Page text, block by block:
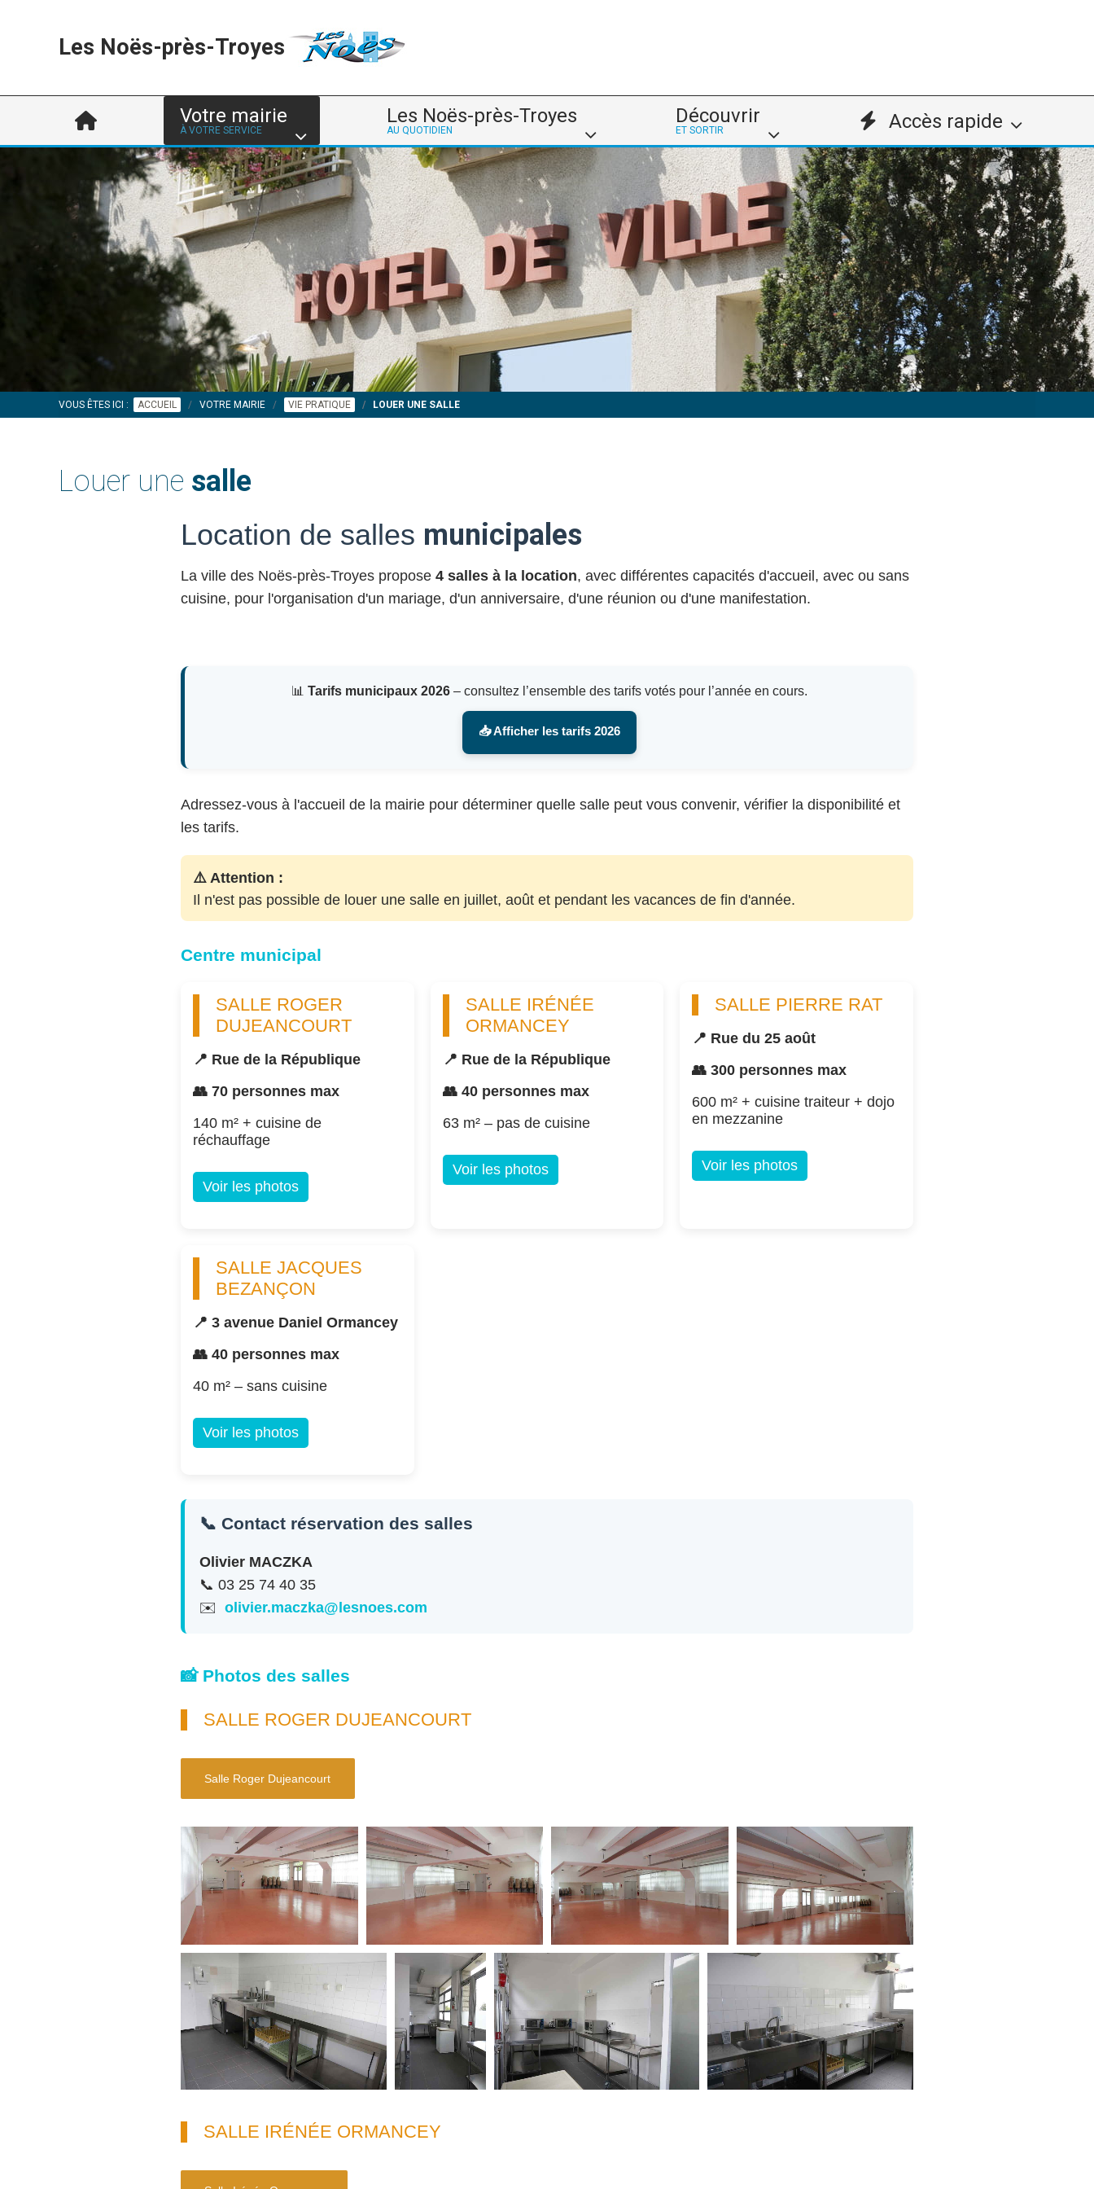
Les Noës-près-Troyes
Votre mairie
À VOTRE SERVICE
Les Noës-près-Troyes
AU QUOTIDIEN
Découvrir
ET SORTIR Accès rapide
VOUS ÊTES ICI : ACCUEIL VOTRE MAIRIE VIE PRATIQUE LOUER UNE SALLE
Louer une salle
Location de salles municipales
La ville des Noës-près-Troyes propose 4 salles à la location, avec différentes capacités d'accueil, avec ou sans
cuisine, pour l'organisation d'un mariage, d'un anniversaire, d'une réunion ou d'une manifestation.
📊 Tarifs municipaux 2026– consultez l’ensemble des tarifs votés pour l’année en cours.
📥 Afficher les tarifs 2026
Adressez-vous à l'accueil de la mairie pour déterminer quelle salle peut vous convenir, vérifier la disponibilité et
les tarifs.
⚠️ Attention :
Il n'est pas possible de louer une salle en juillet, août et pendant les vacances de fin d'année.
Centre municipal
SALLE ROGER
DUJEANCOURT
📍 Rue de la République
👥 70 personnes max
140 m² + cuisine de
réchauffage
Voir les photos
SALLE IRÉNÉE
ORMANCEY
📍 Rue de la République
👥 40 personnes max
63 m² – pas de cuisine
Voir les photos
SALLE PIERRE RAT
📍 Rue du 25 août
👥 300 personnes max
600 m² + cuisine traiteur + dojo
en mezzanine
Voir les photos
SALLE JACQUES
BEZANÇON
📍 3 avenue Daniel Ormancey
👥 40 personnes max
40 m² – sans cuisine
Voir les photos
📞 Contact réservation des salles
Olivier MACZKA
📞 03 25 74 40 35
✉️ olivier.maczka@lesnoes.com
📸 Photos des salles
SALLE ROGER DUJEANCOURT
Salle Roger Dujeancourt
SALLE IRÉNÉE ORMANCEY